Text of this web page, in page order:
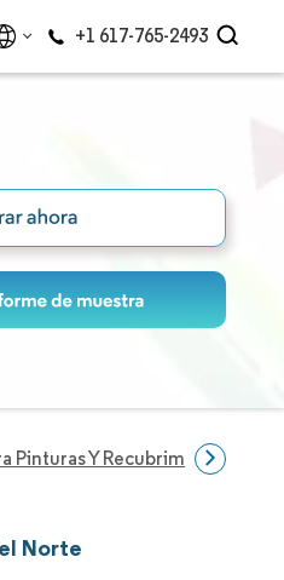
+1 617-765-2493
Pinturas Y Recubrimientos De
Norte